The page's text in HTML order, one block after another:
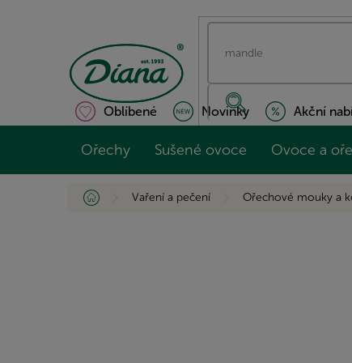
Oblíbené Novinky Akční
Ořechy Sušené ovoce Ovoce a
Domů Vaření a pečení Ořechové mouky a